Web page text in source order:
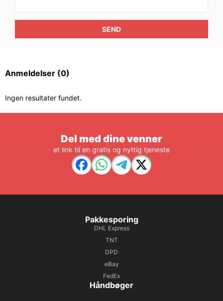
SEND
Anmeldelser (0)
Ingen resultater fundet.
Del med dine venner
et link til en gratis og nyttig tjeneste
Pakkesporing
DHL Express
TNT
DPD
eBay
FedEx
Håndbøger